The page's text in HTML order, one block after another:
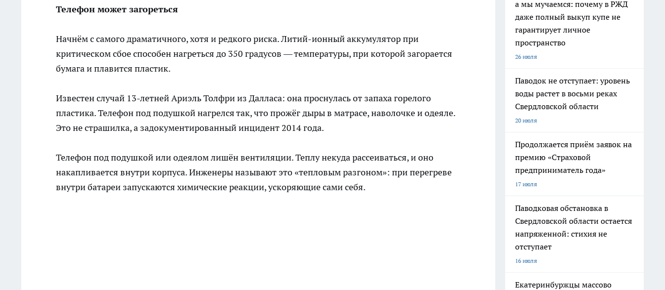
Телефон может загореться
Начнём с самого драматичного, хотя и редкого риска. Литий-ионный аккумулятор при
критическом сбое способен нагреться до 350 градусов — температуры, при которой загорается
бумага и плавится пластик.
Известен случай 13-летней Ариэль Толфри из Далласа: она проснулась от запаха горелого
пластика. Телефон под подушкой нагрелся так, что прожёг дыры в матрасе, наволочке и одеяле.
Это не страшилка, а задокументированный инцидент 2014 года.
Телефон под подушкой или одеялом лишён вентиляции. Теплу некуда рассеиваться, и оно
накапливается внутри корпуса. Инженеры называют это «тепловым разгоном»: при перегреве
внутри батареи запускаются химические реакции, ускоряющие сами себя.
а мы мучаемся: почему в РЖД
даже полный выкуп купе не
гарантирует личное
пространство
26 июля
Паводок не отступает: уровень
воды растет в восьми реках
Свердловской области
20 июля
Продолжается приём заявок на
премию «Страховой
предприниматель года»
17 июля
Паводковая обстановка в
Свердловской области остается
напряженной: стихия не
отступает
16 июля
Екатеринбуржцы массово